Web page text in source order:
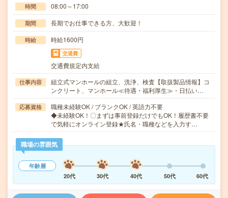
時間 08:00～17:00
期間 長期でお仕事できる方、大歓迎！
時給 時給1600円
交通費
交通費規定内支給
仕事内容
組立式マンホールの組立、洗浄、検査【取扱製品情報】コ
ンクリート、マンホール≪待遇・福利厚生≫・日払い…
応募資格
職種未経験OK / ブランクOK / 英語力不要
◆未経験OK！〇まずは事前登録だけでもOK！履歴書不要
で気軽にオンライン登録★氏名・職種などを入力す…
職場の雰囲気
年齢層
20代
30代 40代 50代 60代